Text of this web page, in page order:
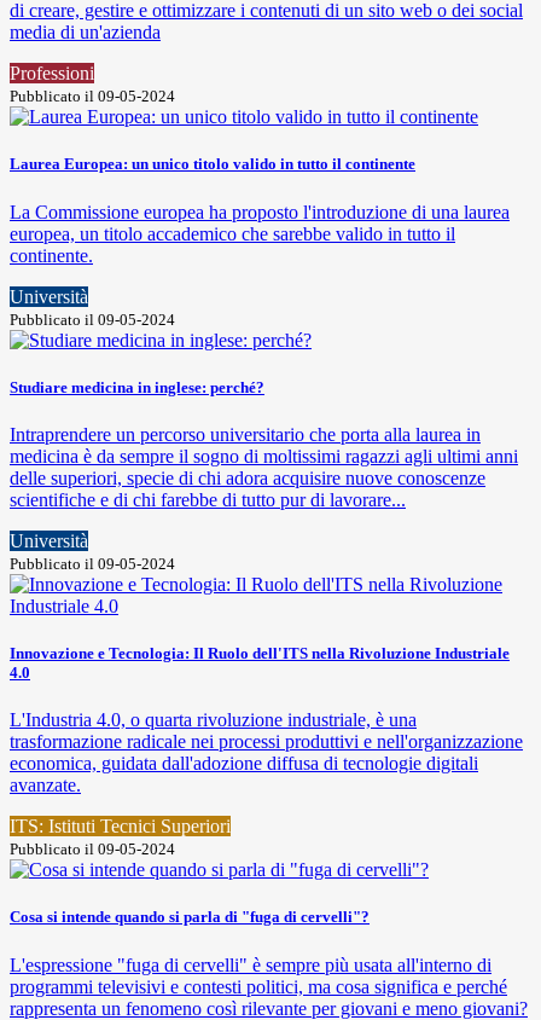
di creare, gestire e ottimizzare i contenuti di un sito web o dei social
media di un'azienda
Professioni
Pubblicato il 09-05-2024
Laurea Europea: un unico titolo valido in tutto il continente
La Commissione europea ha proposto l'introduzione di una laurea
europea, un titolo accademico che sarebbe valido in tutto il
continente.
Università
Pubblicato il 09-05-2024
Studiare medicina in inglese: perché?
Intraprendere un percorso universitario che porta alla laurea in
medicina è da sempre il sogno di moltissimi ragazzi agli ultimi anni
delle superiori, specie di chi adora acquisire nuove conoscenze
scientifiche e di chi farebbe di tutto pur di lavorare...
Università
Pubblicato il 09-05-2024
Innovazione e Tecnologia: Il Ruolo dell'ITS nella Rivoluzione Industriale
4.0
L'Industria 4.0, o quarta rivoluzione industriale, è una
trasformazione radicale nei processi produttivi e nell'organizzazione
economica, guidata dall'adozione diffusa di tecnologie digitali
avanzate.
ITS: Istituti Tecnici Superiori
Pubblicato il 09-05-2024
Cosa si intende quando si parla di "fuga di cervelli"?
L'espressione "fuga di cervelli" è sempre più usata all'interno di
programmi televisivi e contesti politici, ma cosa significa e perché
rappresenta un fenomeno così rilevante per giovani e meno giovani?